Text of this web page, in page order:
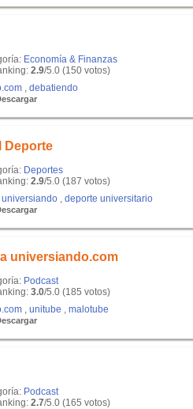
Economía & Finanzas
2.9/5.0 (150 votos)
debatiendo
Deporte
Deportes
2.9/5.0 (187 votos)
universiando deporte universitario
universiando.com
Podcast
3.0/5.0 (185 votos)
unitube malotube
Podcast
2.7/5.0 (165 votos)